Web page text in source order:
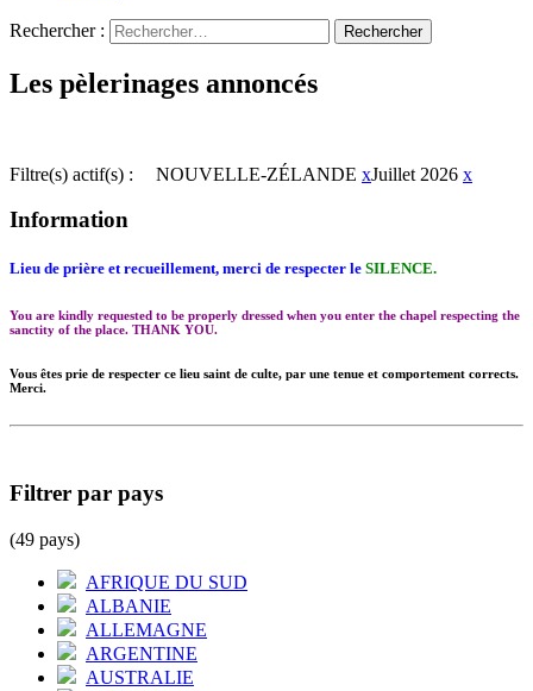
Rechercher :
Les pèlerinages annoncés
Filtre(s) actif(s) : NOUVELLE-ZÉLANDE xJuillet 2026 x
Information
Lieu de prière et recueillement, merci de respecter le SILENCE.
You are kindly requested to be properly dressed when you enter the chapel respecting the
sanctity of the place. THANK YOU.
Vous êtes prie de respecter ce lieu saint de culte, par une tenue et comportement corrects.
Merci.
Filtrer par pays
(49 pays)
AFRIQUE DU SUD
ALBANIE
ALLEMAGNE
ARGENTINE
AUSTRALIE